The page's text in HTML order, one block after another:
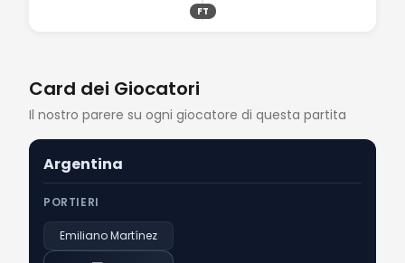
FT
Card dei Giocatori
Il nostro parere su ogni giocatore di questa partita
Argentina
PORTIERI
Emiliano Martínez